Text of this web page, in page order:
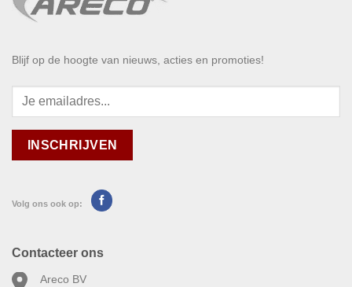
Blijf op de hoogte van nieuws, acties en promoties!
Volg ons ook op:
Contacteer ons
Areco BV